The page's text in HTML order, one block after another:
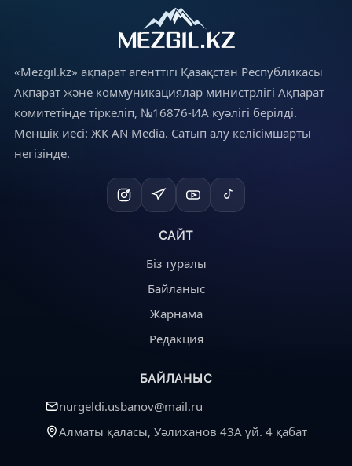
«Mezgil.kz» ақпарат агенттігі Қазақстан Республикасы
Ақпарат және коммуникациялар министрлігі Ақпарат
комитетінде тіркеліп, №16876-ИА куәлігі берілді.
Меншік иесі: ЖК AN Media. Сатып алу келісімшарты
негізінде.
САЙТ
Біз туралы
Байланыс
Жарнама
Редакция
БАЙЛАНЫС
nurgeldi.usbanov@mail.ru
Алматы қаласы, Уәлиханов 43А үй. 4 қабат